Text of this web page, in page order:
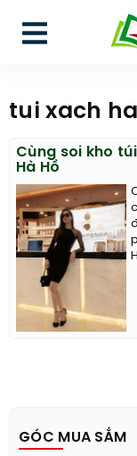
tui xach
Cùng soi kho
Hà Hồ
GÓC MUA SẮM